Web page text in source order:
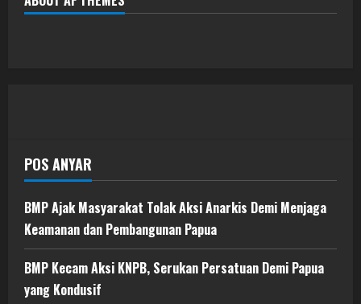
POS ANYAR
BMP Ajak Masyarakat Tolak Aksi Anarkis Demi Menjaga
Keamanan dan Pembangunan Papua
BMP Kecam Aksi KNPB, Serukan Persatuan Demi Papua
yang Kondusif